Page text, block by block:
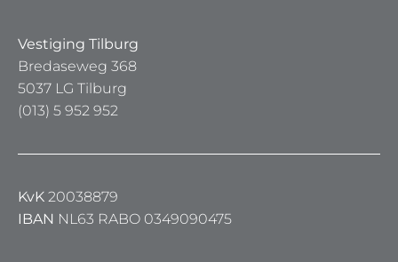
Vestiging Tilburg
Bredaseweg 368
5037 LG Tilburg
(013) 5 952 952
KvK 20038879
IBAN NL63 RABO 0349090475